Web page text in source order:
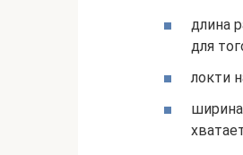
длина
для
локти